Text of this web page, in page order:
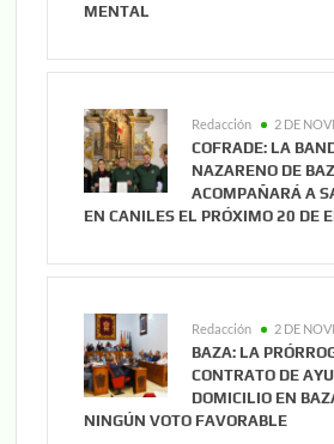
MENTAL
Redacción 2 DE
COFRADE: LA
NAZARENO DE
ACOMPAÑARÁ A
EN CANILES EL PRÓXIMO 20 DE
Redacción 2 DE
BAZA: LA
CONTRATO DE
DOMICILIO EN
NINGÚN VOTO FAVORABLE